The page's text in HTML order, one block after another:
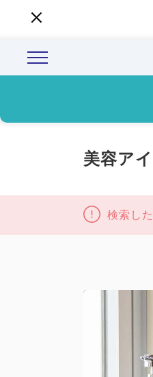
美容ア
検索し